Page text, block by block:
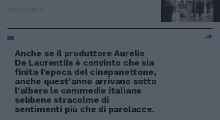
12/03/2017
Anche se il produttore Aurelio
De Laurentiis è convinto che sia
finita l'epoca del cinepanettone,
anche quest'anno arrivano sotto
l'albero le commedie italiane
sebbene stracolme di
sentimenti più che di parolacce.